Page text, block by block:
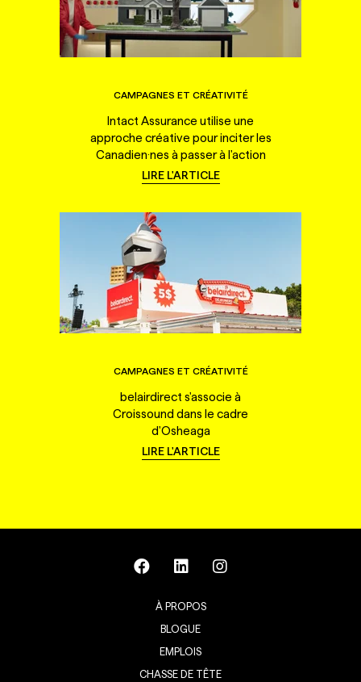
CAMPAGNES ET CRÉATIVITÉ
Intact Assurance utilise une
approche créative pour inciter les
Canadien·nes à passer à l'action
LIRE L'ARTICLE
CAMPAGNES ET CRÉATIVITÉ
belairdirect s'associe à
Croissound dans le cadre
d'Osheaga
LIRE L'ARTICLE
À PROPOS
BLOGUE
EMPLOIS
CHASSE DE TÊTE